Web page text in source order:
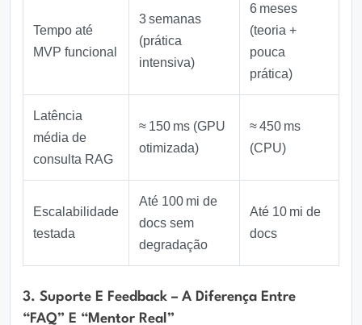
Tempo até
MVP funcional
3 semanas
(prática
intensiva)
6 meses
(teoria +
pouca
prática)
Latência
média de
consulta RAG
≈ 150 ms (GPU
otimizada)
≈ 450 ms
(CPU)
Escalabilidade
testada
Até 100 mi de
docs sem
degradação
Até 10 mi de
docs
3. Suporte E Feedback – A Diferença Entre
“FAQ” E “mentor Real”